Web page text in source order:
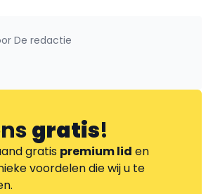
De redactie
gratis!
gratis premium lid en
voordelen die wij u te